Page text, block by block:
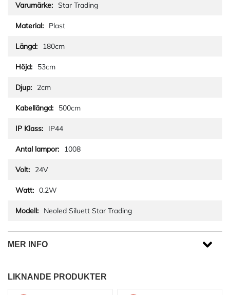
Star Trading
Plast
180cm
53cm
2cm
500cm
IP44
1008
24V
0.2W
Neoled Siluett Star Trading
MER INFO
LIKNANDE PRODUKTER